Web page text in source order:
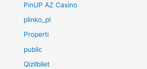
PinUP AZ Casino
plinko_pl
Properti
public
Qizilbilet